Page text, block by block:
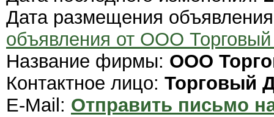
Дата размещения
объявления от ООО
Название фирмы: ООО
Контактное лицо: Торговый
E-Mail: Отправить письмо